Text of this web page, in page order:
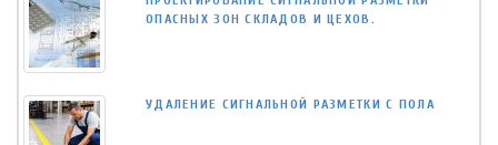
ОПАСНЫХ ЗОН СКЛАДОВ И ЦЕХОВ.
УДАЛЕНИЕ СИГНАЛЬНОЙ РАЗМЕТКИ С ПОЛА